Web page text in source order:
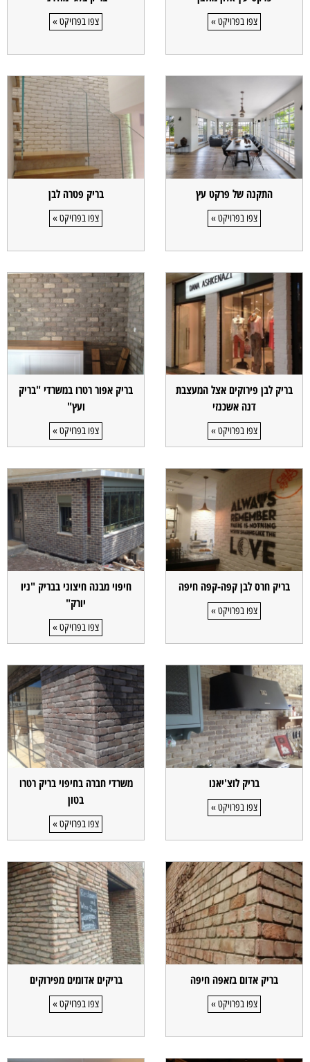
צפו בפרויקט » צפו בפרויקט »
התקנה של פרקט עץ
צפו בפרויקט »
בריק פטרה לבן
צפו בפרויקט »
בריק לבן פירוקים אצל המעצבת
דנה אשכנזי
צפו בפרויקט »
בריק אפור רטרו במשרדי "בריק
ועץ"
צפו בפרויקט »
בריק חרס לבן קפה-קפה חיפה
צפו בפרויקט »
חיפוי מבנה חיצוני בבריק "ניו
יורק"
צפו בפרויקט »
בריק לוצ'יאנו
צפו בפרויקט »
משרדי חברה בחיפוי בריק רטרו
בטון
צפו בפרויקט »
בריק אדום בזאפה חיפה
צפו בפרויקט »
בריקים אדומים מפירוקים
צפו בפרויקט »